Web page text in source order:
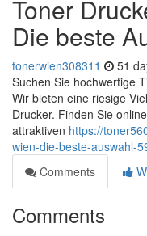
Toner
Die beste
tonerwien308311 51
Suchen Sie hochwertige
Wir bieten eine riesige
Drucker. Finden Sie
attraktiven https://
wien-die-beste-auswahl-
Comments
Comments